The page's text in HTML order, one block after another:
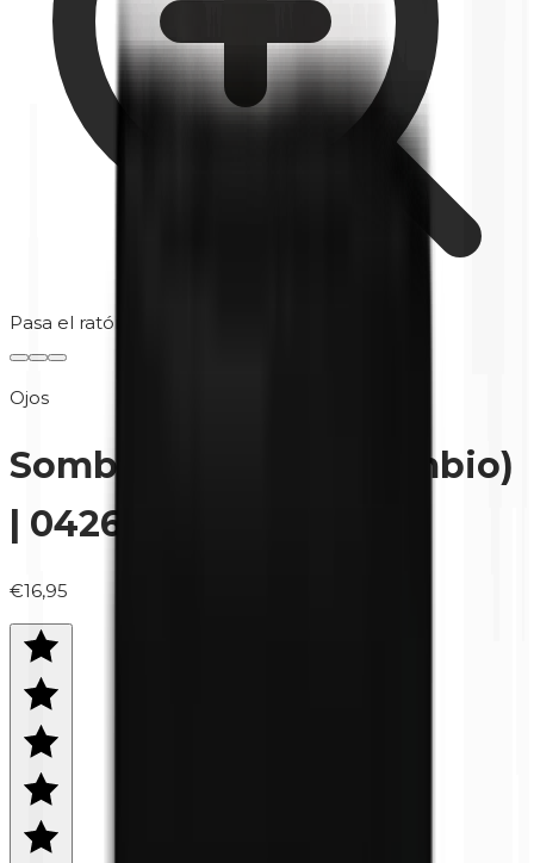
Pasa el ratón para ampliar
Ojos
Sombra de ojos (recambio)
| 0426 Mocha
€16,95